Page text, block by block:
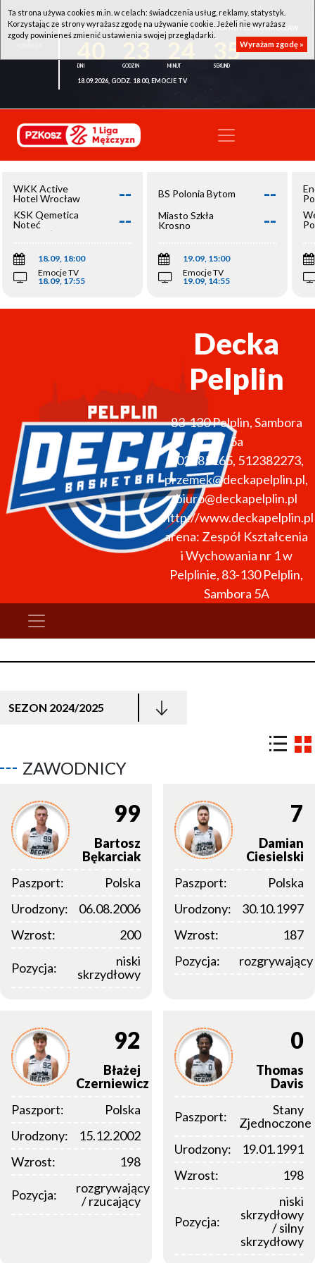
WKK ACTIVE HOTEL WROCŁAW - KSK QEMETICA NOTEĆ INOWROCŁAW
35
18.09.2026, GODZ. 18:00, EMOCJE TV
WKK Active
Hotel Wrocław
--
KSK Qemetica
Noteć
Inowrocław
--
18.09, 18:00
Emocje TV
18.09, 17:55
BS Polonia Bytom --
Miasto Szkła
Krosno
--
19.09, 15:00
Emocje TV
19.09, 14:55
Decka
Pelplin
83-130Pelplin,Sambora
5a
502285165, 512382273,
przemek@deckapelplin.pl,
biuro@deckapelplin.pl
http://www.deckapelplin.pl
arena: Zespół Kształcenia
i Wychowania nr 1 w
Pelplinie, 83-130 Pelplin,
Sambora 5A
SEZON 2024/2025
ZAWODNICY
99
Bartosz
Bękarciak
Paszport:
Polska
Urodzony:
06.08.2006
Wzrost:
200
Pozycja:
niski
skrzydłowy
7
Damian
Ciesielski
Paszport:
Polska
Urodzony:
30.10.1997
Wzrost:
187
Pozycja:
rozgrywający
92
Błażej
Czerniewicz
Paszport:
Polska
Urodzony:
15.12.2002
Wzrost:
198
Pozycja:
rozgrywający
/ rzucający
0
Thomas
Davis
Paszport:
Stany
Zjednoczone
Urodzony:
19.01.1991
Wzrost:
198
Pozycja:
niski
skrzydłowy
/ silny
skrzydłowy
Ta strona używa cookies m.in. w celach: świadczenia usług, reklamy, statystyk.
Korzystając ze strony wyrażasz zgodę na używanie cookie. Jeżeli nie wyrażasz
zgody powinieneś zmienić ustawienia swojej przeglądarki.
Wyrażam zgodę »